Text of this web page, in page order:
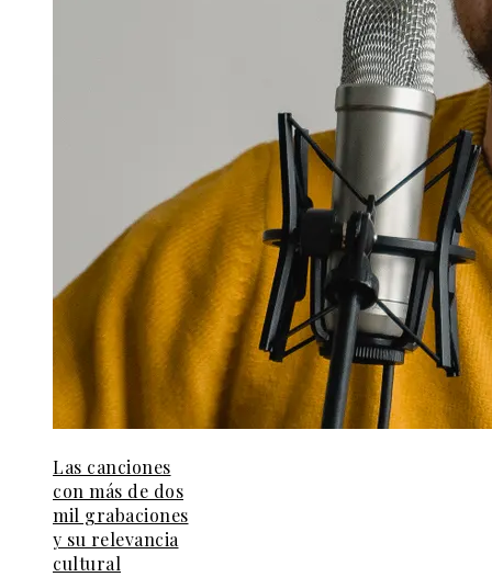
Las canciones
con más de dos
mil grabaciones
y su relevancia
cultural